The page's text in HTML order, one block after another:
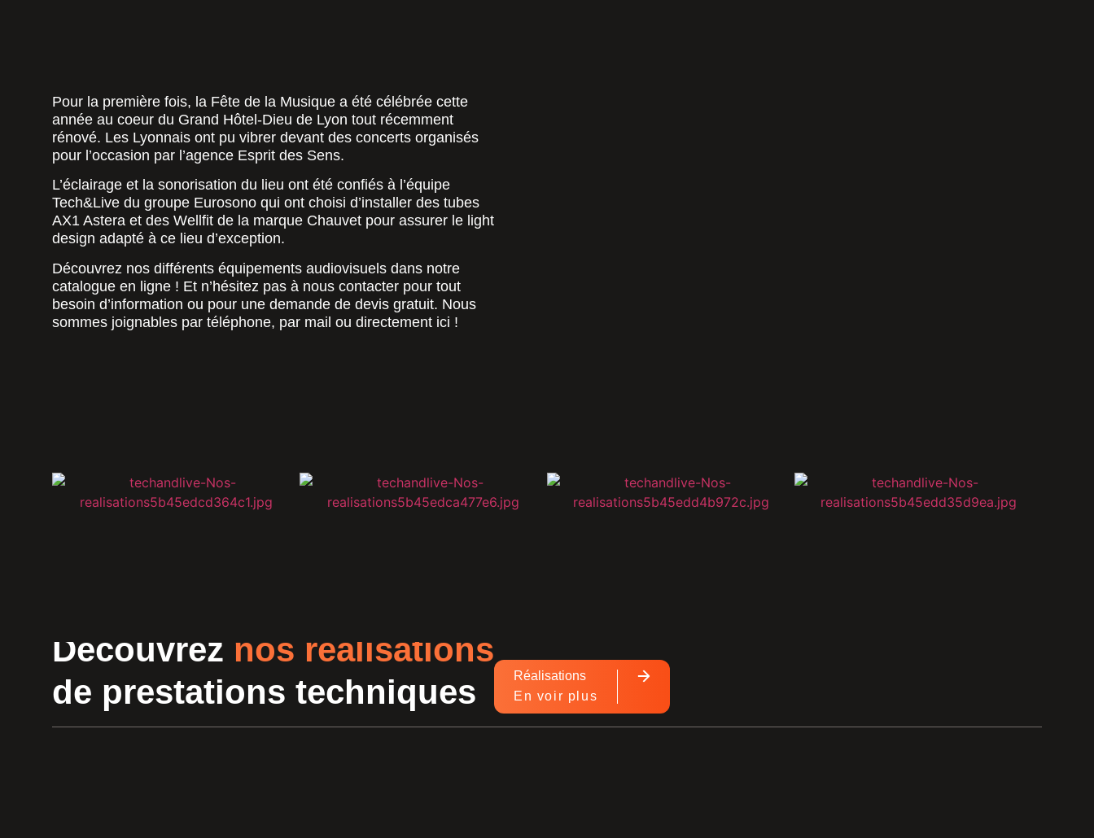
Pour la première fois, la Fête de la Musique a été célébrée cette
année au coeur du Grand Hôtel-Dieu de Lyon tout récemment
rénové. Les Lyonnais ont pu vibrer devant des concerts organisés
pour l’occasion par l’agence Esprit des Sens.
L’éclairage et la sonorisation du lieu ont été confiés à l’équipe
Tech&Live du groupe Eurosono qui ont choisi d’installer des tubes
AX1 Astera et des Wellfit de la marque Chauvet pour assurer le light
design adapté à ce lieu d’exception.
Découvrez nos différents équipements audiovisuels dans notre
catalogue en ligne ! Et n’hésitez pas à nous contacter pour tout
besoin d’information ou pour une demande de devis gratuit. Nous
sommes joignables par téléphone, par mail ou directement ici !
Découvrez nos réalisations
de prestations techniques
Réalisations
En voir plus